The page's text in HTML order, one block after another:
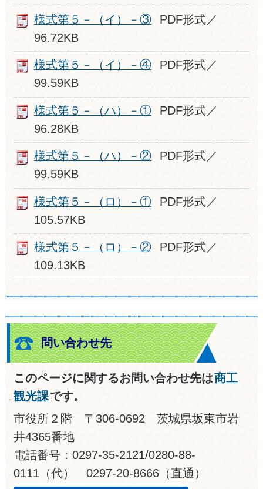
様式第５－（イ）－③
PDF形式／
96.72KB
様式第５－（イ）－④
PDF形式／
99.59KB
様式第５－（ハ）－①
PDF形式／
96.28KB
様式第５－（ハ）－②
PDF形式／
99.59KB
様式第５－（ロ）－①
PDF形式／
105.57KB
様式第５－（ロ）－②
PDF形式／
109.13KB
問い合わせ先
このページに関するお問い合わせ先は商工
観光課です。
市役所２階 〒306-0692 茨城県坂東市岩
井4365番地
電話番号：0297-35-2121/0280-88-
0111（代） 0297-20-8666（直通）